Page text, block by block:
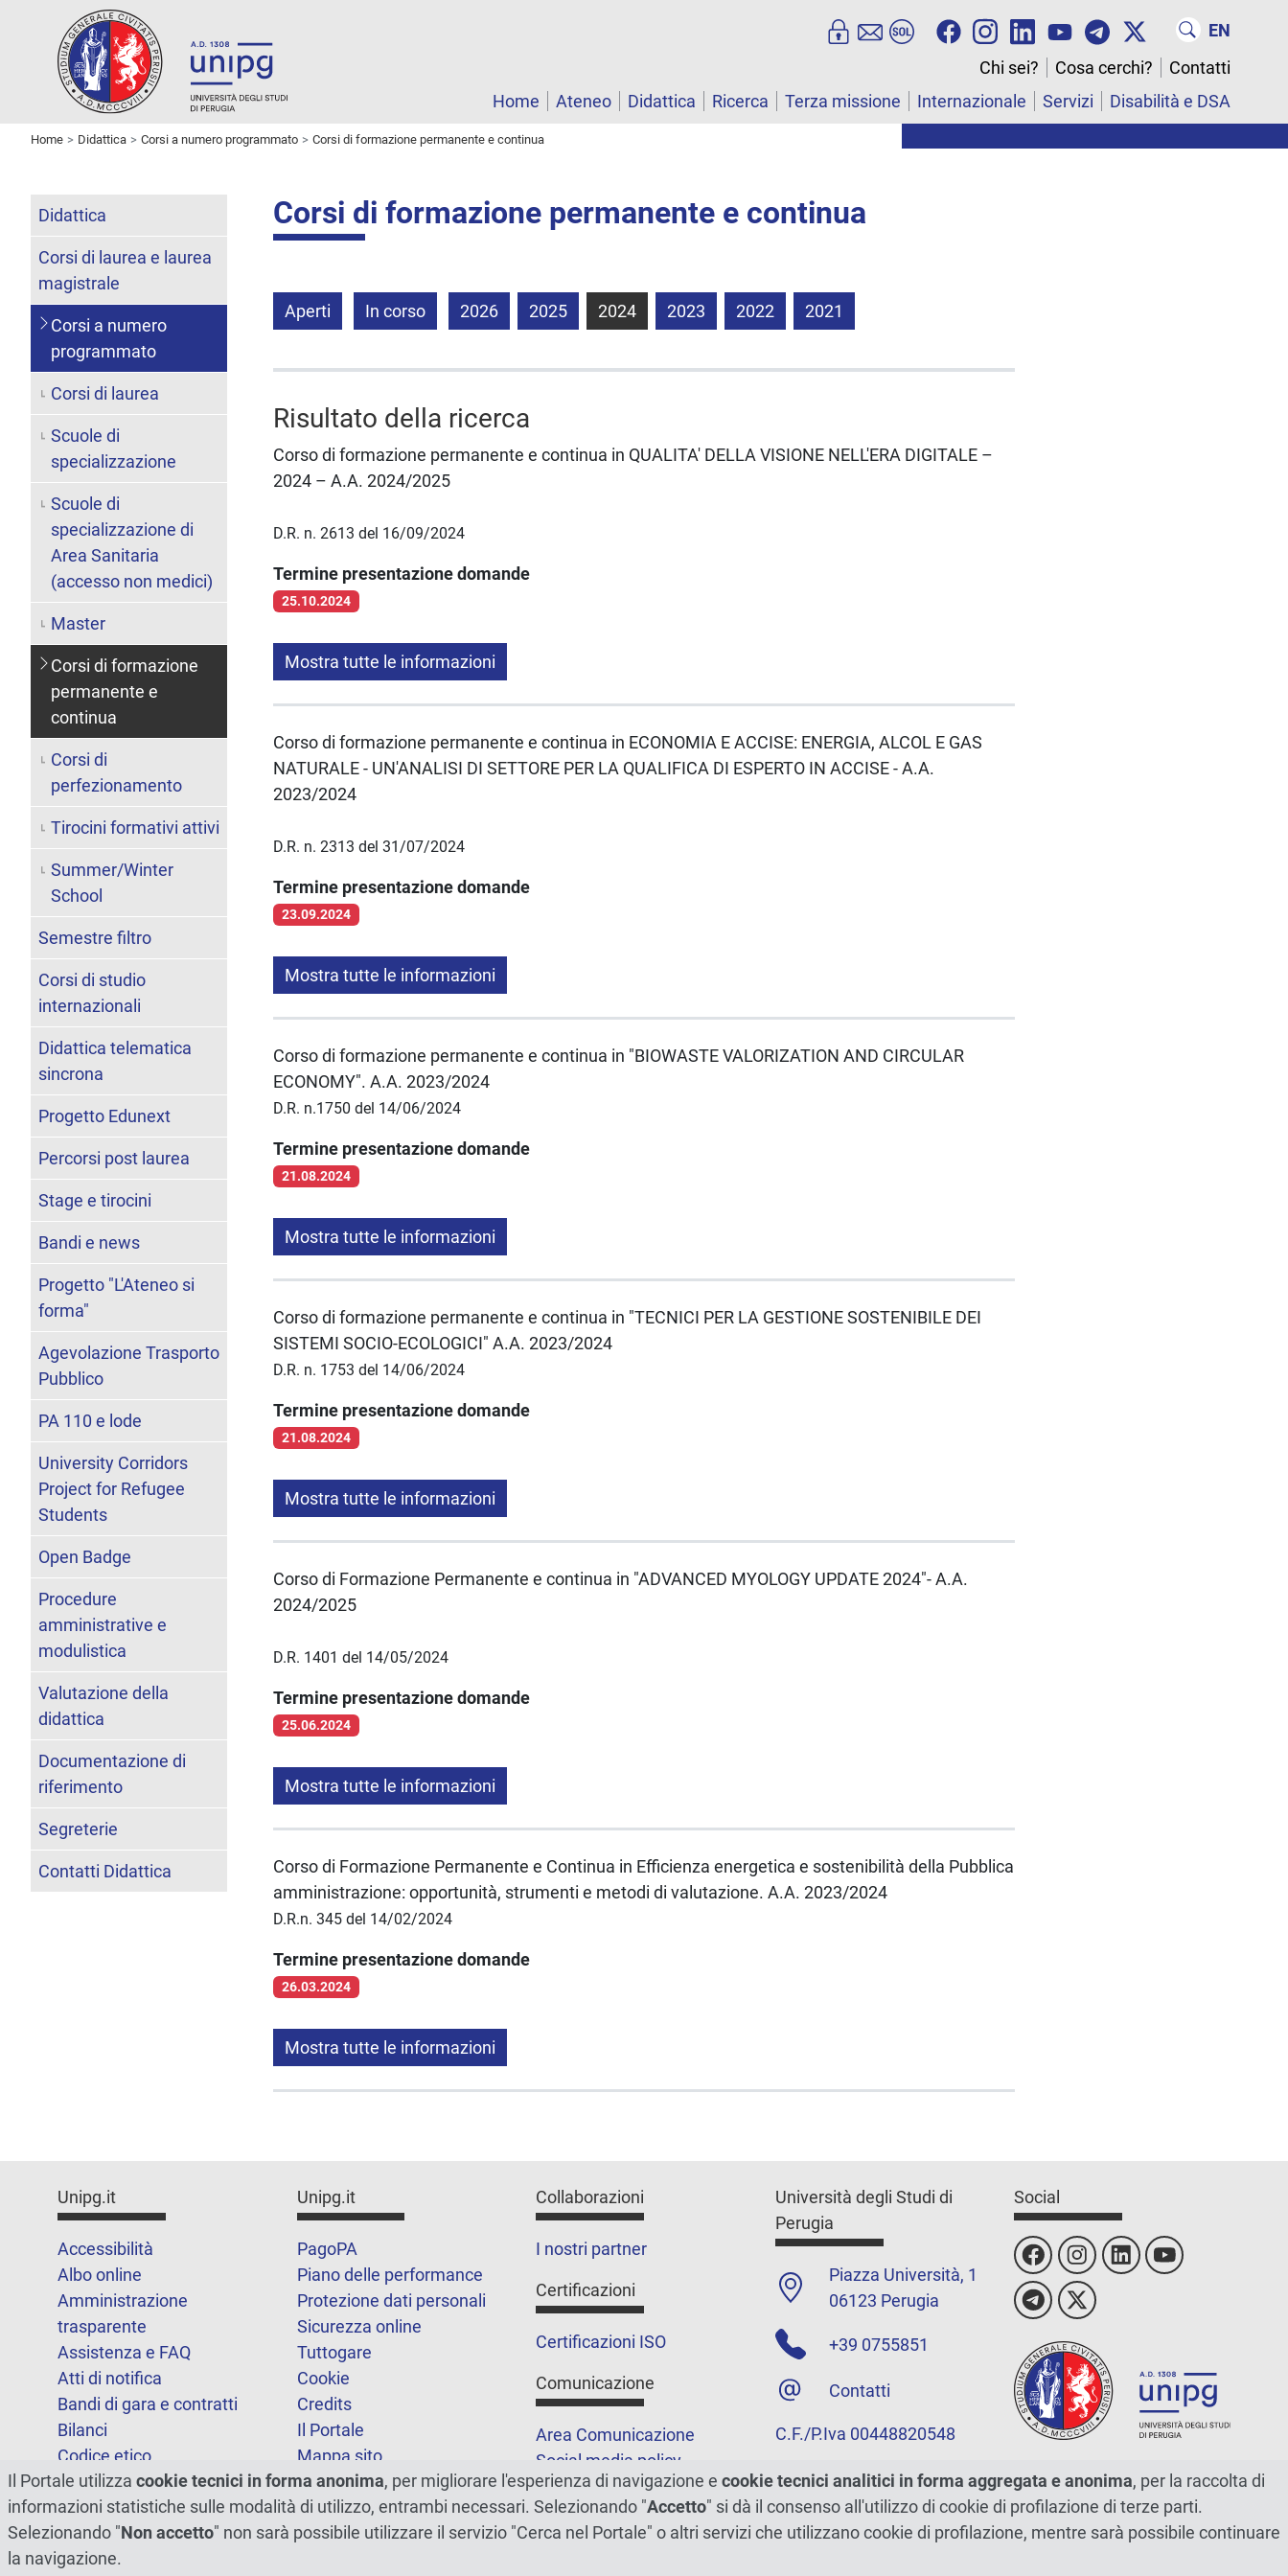
EN
Chi sei?
Cosa cerchi?
Contatti
Home
Ateneo Didattica Ricerca Terza missione Internazionale Servizi Disabilità e DSA
Home Didattica Corsi a numero programmato Corsi di formazione permanente e continua
Corsi di formazione permanente e continua
Aperti In corso 2026 2025 2024 2023 2022 2021
Risultato della ricerca
Corso di formazione permanente e continua in QUALITA' DELLA VISIONE NELL'ERA DIGITALE –
2024 – A.A. 2024/2025
D.R. n. 2613 del 16/09/2024
Termine presentazione domande
25.10.2024
Mostra tutte le informazioni
Corso di formazione permanente e continua in ECONOMIA E ACCISE: ENERGIA, ALCOL E GAS
NATURALE - UN'ANALISI DI SETTORE PER LA QUALIFICA DI ESPERTO IN ACCISE - A.A.
2023/2024
D.R. n. 2313 del 31/07/2024
Termine presentazione domande
23.09.2024
Mostra tutte le informazioni
Corso di formazione permanente e continua in "BIOWASTE VALORIZATION AND CIRCULAR
ECONOMY". A.A. 2023/2024
D.R. n.1750 del 14/06/2024
Termine presentazione domande
21.08.2024
Mostra tutte le informazioni
Corso di formazione permanente e continua in "TECNICI PER LA GESTIONE SOSTENIBILE DEI
SISTEMI SOCIO-ECOLOGICI" A.A. 2023/2024
D.R. n. 1753 del 14/06/2024
Termine presentazione domande
21.08.2024
Mostra tutte le informazioni
Corso di Formazione Permanente e continua in "ADVANCED MYOLOGY UPDATE 2024"- A.A.
2024/2025
D.R. 1401 del 14/05/2024
Termine presentazione domande
25.06.2024
Mostra tutte le informazioni
Corso di Formazione Permanente e Continua in Efficienza energetica e sostenibilità della Pubblica
amministrazione: opportunità, strumenti e metodi di valutazione. A.A. 2023/2024
D.R.n. 345 del 14/02/2024
Termine presentazione domande
26.03.2024
Mostra tutte le informazioni
Didattica
Corsi di laurea e laurea
magistrale
Corsi a numero
programmato
Corsi di laurea
Scuole di
specializzazione
Scuole di
specializzazione di
Area Sanitaria
(accesso non medici)
Master
Corsi di formazione
permanente e
continua
Corsi di
perfezionamento
Tirocini formativi attivi
Summer/Winter
School
Semestre filtro
Corsi di studio
internazionali
Didattica telematica
sincrona
Progetto Edunext
Percorsi post laurea
Stage e tirocini
Bandi e news
Progetto "L'Ateneo si
forma"
Agevolazione Trasporto
Pubblico
PA 110 e lode
University Corridors
Project for Refugee
Students
Open Badge
Procedure
amministrative e
modulistica
Valutazione della
didattica
Documentazione di
riferimento
Segreterie
Contatti Didattica
Unipg.it
Accessibilità
Albo online
Amministrazione
trasparente
Assistenza e FAQ
Atti di notifica
Bandi di gara e contratti
Bilanci
Codice etico
FOIA
Note legali
Unipg.it
PagoPA
Piano delle performance
Protezione dati personali
Sicurezza online
Tuttogare
Cookie
Credits
Il Portale
Mappa sito
Statistiche
Dichiarazione di
accessibilità
Collaborazioni
I nostri partner
Certificazioni
Certificazioni ISO
Comunicazione
Area Comunicazione
Social media policy
Podcast
Merchandising e shop
5xmille
Università degli Studi di
Perugia
Piazza Università, 1
06123 Perugia
+39 0755851
Contatti
C.F./P.Iva 00448820548
Social
Il Portale utilizza cookie tecnici in forma anonima, per migliorare l'esperienza di navigazione e cookie tecnici analitici in forma aggregata e anonima, per la raccolta di
informazioni statistiche sulle modalità di utilizzo, entrambi necessari. Selezionando "Accetto" si dà il consenso all'utilizzo di cookie di profilazione di terze parti.
Selezionando "Non accetto" non sarà possibile utilizzare il servizio "Cerca nel Portale" o altri servizi che utilizzano cookie di profilazione, mentre sarà possibile continuare
la navigazione.